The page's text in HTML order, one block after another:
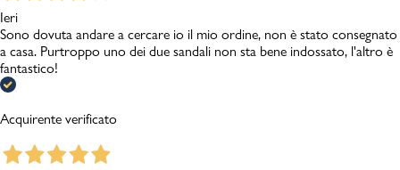
Ieri
Sono dovuta andare a cercare io il mio ordine, non è stato consegnato
a casa. Purtroppo uno dei due sandali non sta bene indossato, l'altro è
fantastico!
Acquirente verificato